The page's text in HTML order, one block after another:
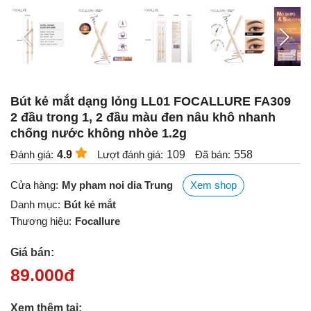
Bút kẻ mắt dạng lỏng LL01 FOCALLURE FA309
2 đầu trong 1, 2 đầu màu đen nâu khô nhanh
chống nước không nhòe 1.2g
Đánh giá: 4.9 Lượt đánh giá: 109 Đã bán: 558
Cửa hàng: My pham noi dia Trung
Xem shop
Danh mục: Bút kẻ mắt
Thương hiệu: Focallure
Giá bán:
89.000đ
Xem thêm tại: